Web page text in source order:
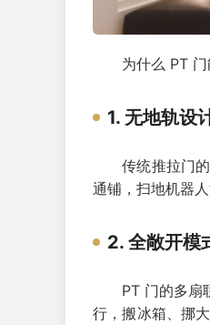
为什么 PT
1. 无地轨设
传统推拉门
通铺，扫地机器
2. 全敞开模
PT 门的多扇
行，搬冰箱、挪